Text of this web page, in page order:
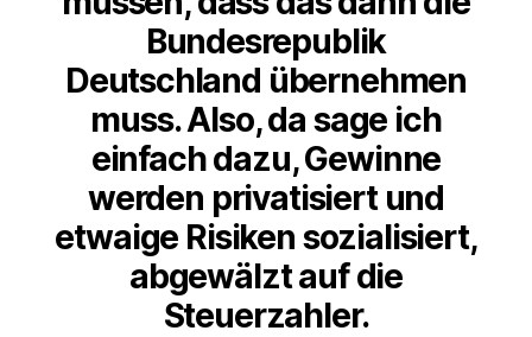
Bundesrepublik
Deutschland übernehmen
muss. Also, da sage ich
einfach dazu, Gewinne
werden privatisiert und
etwaige Risiken sozialisiert,
abgewälzt auf die
Steuerzahler.